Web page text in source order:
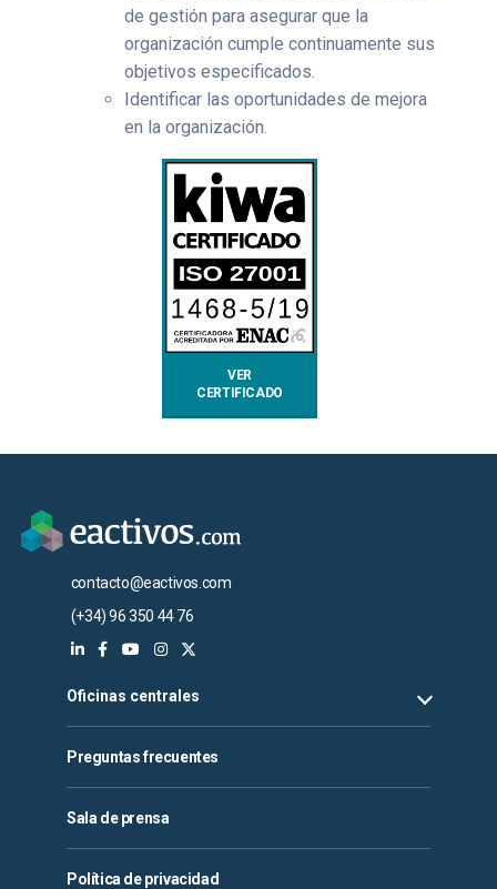
VER
CERTIFICADO
de gestión para asegurar que la
organización cumple continuamente sus
objetivos especificados.
Identificar las oportunidades de mejora
en la organización.
contacto@eactivos.com
(+34) 96 350 44 76
Oficinas centrales
Preguntas frecuentes
Sala de prensa
Política de privacidad